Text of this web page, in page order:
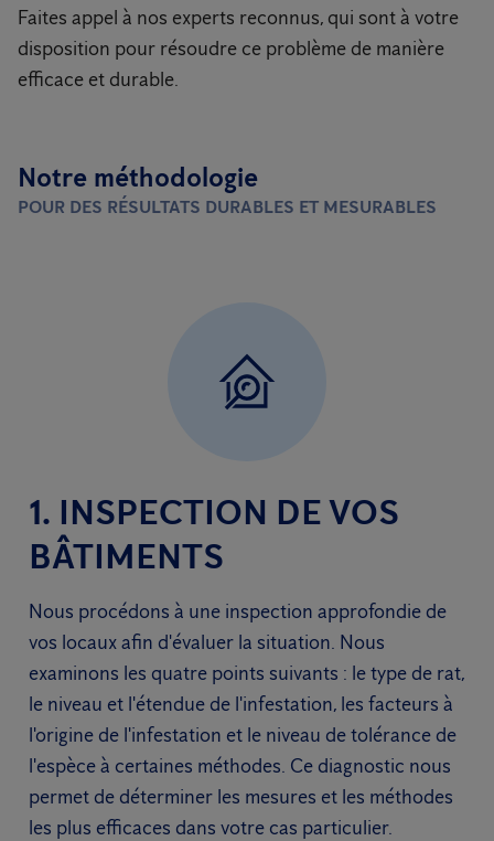
Faites appel à nos experts reconnus, qui sont à votre
disposition pour résoudre ce problème de manière
efficace et durable.
Notre méthodologie
POUR DES RÉSULTATS DURABLES ET MESURABLES
1. INSPECTION DE VOS
BÂTIMENTS
Nous procédons à une inspection approfondie de
vos locaux afin d'évaluer la situation. Nous
examinons les quatre points suivants : le type de rat,
le niveau et l'étendue de l'infestation, les facteurs à
l'origine de l'infestation et le niveau de tolérance de
l'espèce à certaines méthodes. Ce diagnostic nous
permet de déterminer les mesures et les méthodes
les plus efficaces dans votre cas particulier.